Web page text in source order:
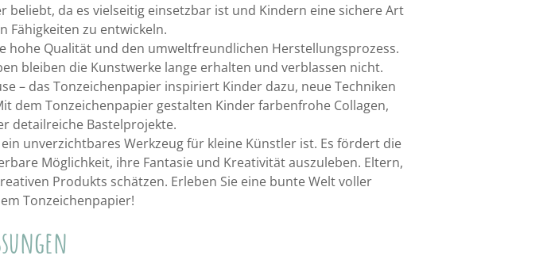
da es vielseitig einsetzbar ist und Kindern eine sichere Art
Fähigkeiten zu entwickeln.
hohe Qualität und den umweltfreundlichen Herstellungsprozess.
bleiben die Kunstwerke lange erhalten und verblassen nicht.
– das Tonzeichenpapier inspiriert Kinder dazu, neue Techniken
dem Tonzeichenpapier gestalten Kinder farbenfrohe Collagen,
detailreiche Bastelprojekte.
unverzichtbares Werkzeug für kleine Künstler ist. Es fördert die
Möglichkeit, ihre Fantasie und Kreativität auszuleben. Eltern,
Produkts schätzen. Erleben Sie eine bunte Welt voller
Tonzeichenpapier!